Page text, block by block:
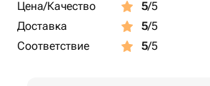
Цена/Качество
5/5
Доставка
5/5
Соответствие
5/5